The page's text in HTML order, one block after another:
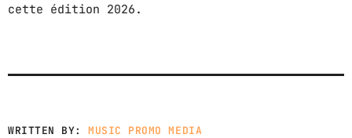
cette édition 2026.
WRITTEN BY:MUSIC PROMO MEDIA